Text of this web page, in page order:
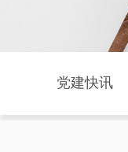
党建快讯